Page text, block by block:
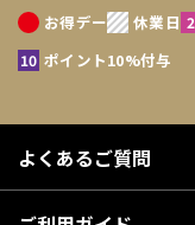
お得デー 休業日
ポイント10%付与
よくあるご質問